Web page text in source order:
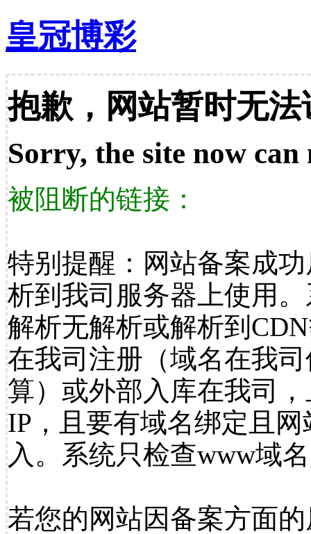
皇冠博彩
抱歉，网站暂时无法
Sorry, the site now can
被阻断的链接：
特别提醒：网站备案成
析到我司服务器上使用
解析无解析或解析到
在我司注册（域名在我
算）或外部入库在我司
IP，且要有域名绑定且
入。系统只检查www域
若您的网站因备案方面